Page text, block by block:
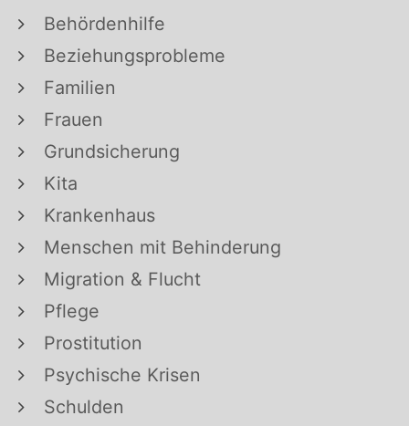
Behördenhilfe
Beziehungsprobleme
Familien
Frauen
Grundsicherung
Kita
Krankenhaus
Menschen mit Behinderung
Migration & Flucht
Pflege
Prostitution
Psychische Krisen
Schulden